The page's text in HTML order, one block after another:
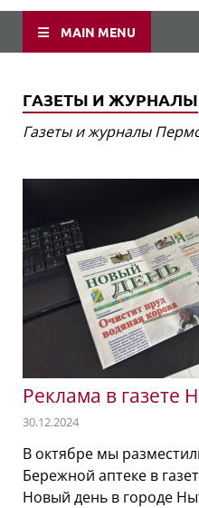
MAIN MENU
ГАЗЕТЫ И ЖУРНАЛЫ
Газеты и журналы
Реклама в газете
30.12.2024
В октябре мы
Бережной аптеке в
Новый день в городе